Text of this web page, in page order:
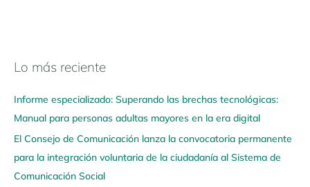
Lo más reciente
Informe especializado: Superando las brechas tecnológicas:
Manual para personas adultas mayores en la era digital
El Consejo de Comunicación lanza la convocatoria permanente
para la integración voluntaria de la ciudadanía al Sistema de
Comunicación Social
N
v
e
g
a
a